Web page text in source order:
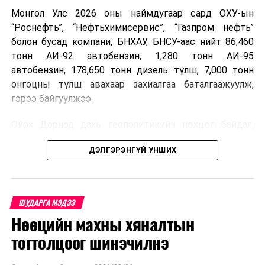
Монгол Улс 2026 оны наймдугаар сард ОХУ-ын
“Роснефть”, “Нефтьхимисервис”, “Газпром нефть”
болон бусад компани, БНХАУ, БНСУ-аас нийт 86,460
тонн АИ-92 автобензин, 1,280 тонн АИ-95
автобензин, 178,650 тонн дизель түлш, 7,000 тонн
онгоцны түлш авахаар захиалгаа баталгаажуулж,
гэрээ байгуулжээ.
Орос, Украины дайнаас шалтгаалсан газрын тосны
үнийн өсөлт дэлхийн зах зээлд буураагүй байна.
дахин өсөж, ОХУ болон бусад эх үүсвэрээс худалдан
авах шатахууны үнэ 1,200-2,000 ам.долларт хүрчээ.
Иймд дотоодын зах зээл дэх үнийн өсөлтийг
сааруулахын тулд гаалийн болон онцгой албан
татварыг тэглэх шаардлага үүссэнийг салбарын сайд
ДЭЛГЭРЭНГҮЙ УНШИХ
ШУДАРГА МЭДЭЭ
Нөөцийн махны хяналтын
тогтолцоог шинэчилнэ